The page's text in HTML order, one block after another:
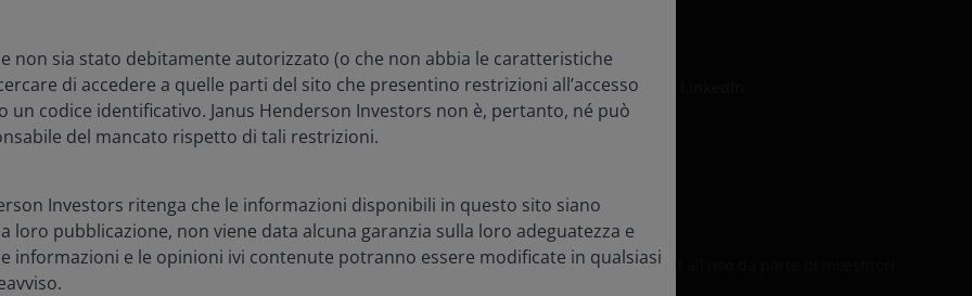
con noi
Legale
Politica sulla privacy
Politica sui cookie
rivolti esclusivamente agli esponenti dei mezzi di informazione in Italia e non sono destinati all'uso da parte di investitori
non sia stato debitamente autorizzato (o che non abbia le caratteristiche
di accedere a quelle parti del sito che presentino restrizioni all’accesso
un codice identificativo. Janus Henderson Investors non è, pertanto, né può
del mancato rispetto di tali restrizioni.
Investors ritenga che le informazioni disponibili in questo sito siano
loro pubblicazione, non viene data alcuna garanzia sulla loro adeguatezza e
informazioni e le opinioni ivi contenute potranno essere modificate in qualsiasi